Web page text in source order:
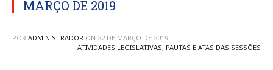
MARÇO DE 2019
POR ADMINISTRADOR ON 22 DE MARÇO DE 2019
ATIVIDADES LEGISLATIVAS, PAUTAS E ATAS DAS SESSÕES